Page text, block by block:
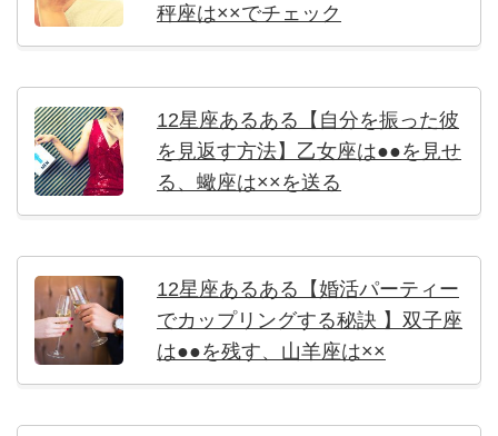
秤座は××でチェック
12星座あるある【自分を振った彼
を見返す方法】乙女座は●●を見せ
る、蠍座は××を送る
12星座あるある【婚活パーティー
でカップリングする秘訣 】双子座
は●●を残す、山羊座は××